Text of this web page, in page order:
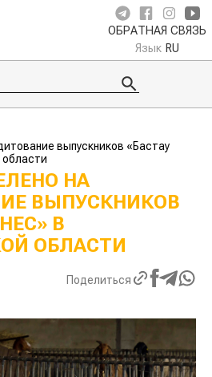
ОБРАТНАЯ СВЯЗЬ
Язык RU
выпускников «Бастау
области
НА
ВЫПУСКНИКОВ
В
ОБЛАСТИ
Поделиться